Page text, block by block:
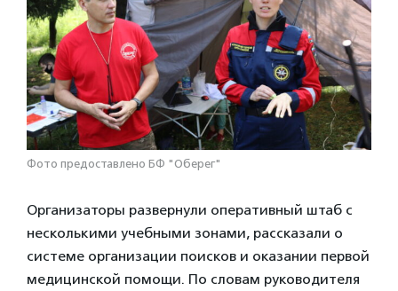
Фото предоставлено БФ "Оберег"
Организаторы развернули оперативный штаб с
несколькими учебными зонами, рассказали о
системе организации поисков и оказании первой
медицинской помощи. По словам руководителя